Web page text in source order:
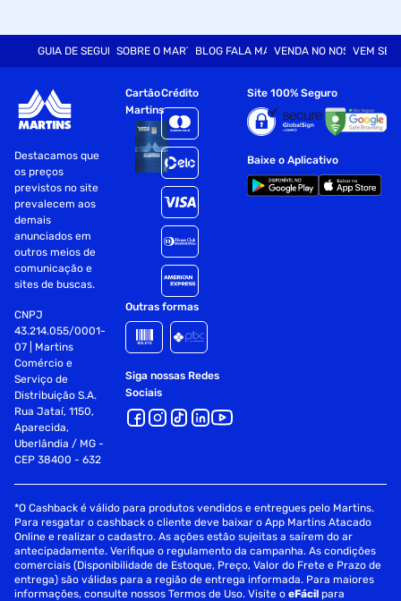
GUIA DE SEGURANÇASOBRE O MARTINSBLOG FALA MARTVENDA NO NOSSO SITE
VEM SER
Destacamos que
os preços
previstos no site
prevalecem aos
demais
anunciados em
outros meios de
comunicação e
sites de buscas.
CNPJ
43.214.055/0001-
07 | Martins
Comércio e
Serviço de
Distribuição S.A.
Rua Jataí, 1150,
Aparecida,
Uberlândia / MG -
CEP 38400 - 632
Cartão
Martins
Crédito
Outras formas
Siga nossas Redes
Sociais
Site 100% Seguro
Baixe o Aplicativo
*O Cashback é válido para produtos vendidos e entregues pelo Martins.
Para resgatar o cashback o cliente deve baixar o App Martins Atacado
Online e realizar o cadastro. As ações estão sujeitas a saírem do ar
antecipadamente. Verifique o regulamento da campanha. As condições
comerciais (Disponibilidade de Estoque, Preço, Valor do Frete e Prazo de
entrega) são válidas para a região de entrega informada. Para maiores
informações, consulte nossos Termos de Uso. Visite oeFácil para